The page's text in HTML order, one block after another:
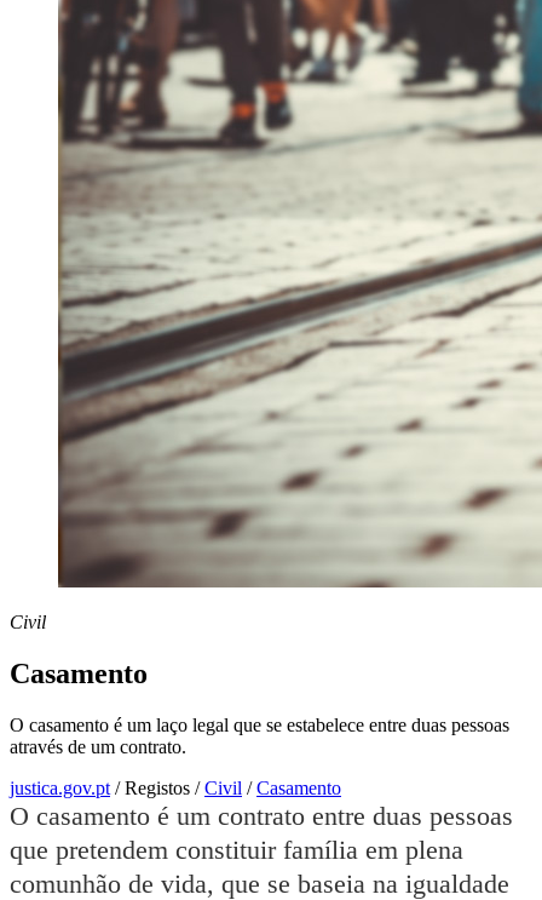
Civil
Casamento
O casamento é um laço legal que se estabelece entre duas pessoas
através de um contrato.
justica.gov.pt /Registos /Civil /Casamento
O casamento é um contrato entre duas pessoas
que pretendem constituir família em plena
comunhão de vida, que se baseia na igualdade